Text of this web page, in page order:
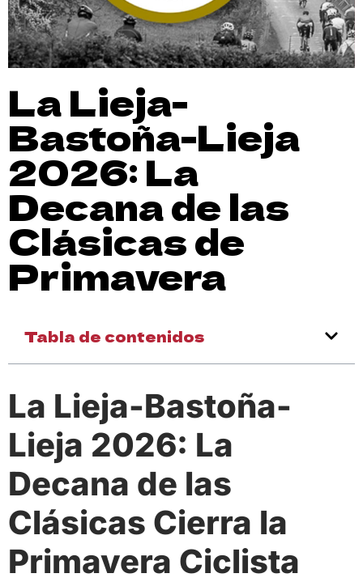
La Lieja-
Bastoña-Lieja
2026: La
Decana de las
Clásicas de
Primavera
Tabla de contenidos
La Lieja-Bastoña-
Lieja 2026: La
Decana de las
Clásicas Cierra la
Primavera Ciclista